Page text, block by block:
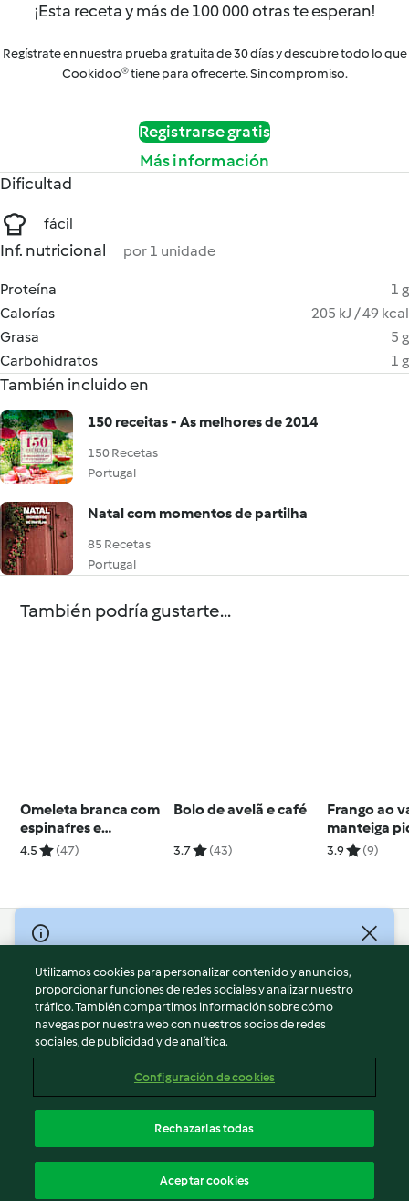
¡Esta receta y más de 100 000 otras te esperan!
Regístrate en nuestra prueba gratuita de 30 días y descubre todo lo que
Cookidoo® tiene para ofrecerte. Sin compromiso.
Registrarse gratis
Más información
Dificultad
fácil
Inf. nutricional por 1 unidade
Proteína
1 g
Calorías
205 kJ / 49 kcal
Grasa
5 g
Carbohidratos
1 g
También incluido en
150 receitas - As melhores de 2014
150 Recetas
Portugal
Natal com momentos de partilha
85 Recetas
Portugal
También podría gustarte...
Omeleta branca com
espinafres e
cogumelos
4.5 (47)
Bolo de avelã e café
3.7 (43)
Frango ao
manteiga
coentros
3.9 (9)
© Copyright 2026
Términos de uso
Política de privacidad
Aviso legal
Información legal
Reportar contenido
Declaración de accesibilidad
Utilizamos cookies para personalizar contenido y anuncios,
proporcionar funciones de redes sociales y analizar nuestro
tráfico. También compartimos información sobre cómo
navegas por nuestra web con nuestros socios de redes
sociales, de publicidad y de analítica.
Configuración de cookies
Rechazarlas todas
Aceptar cookies